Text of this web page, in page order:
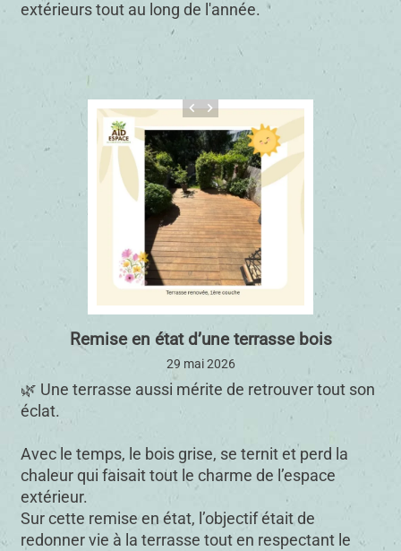
extérieurs tout au long de l'année.
keyboard_arrow_leftkeyboard_arrow_right
Remise en état d’une terrasse bois
29 mai 2026
🌿 Une terrasse aussi mérite de retrouver tout son
éclat.
Avec le temps, le bois grise, se ternit et perd la
chaleur qui faisait tout le charme de l’espace
extérieur.
Sur cette remise en état, l’objectif était de
redonner vie à la terrasse tout en respectant le